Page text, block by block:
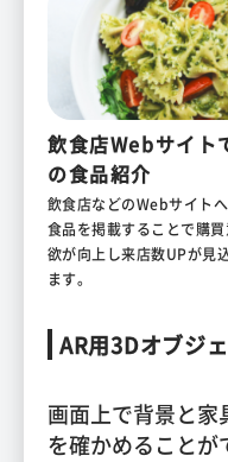
飲食店Webサイト
の食品紹介
飲食店などのWebサイト
食品を掲載することで購
欲が向上し来店数UPが見
ます。
AR用3Dオブジ
画面上で背景と
を確かめることが